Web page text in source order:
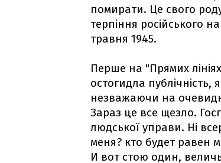
помирати. Це свого
терпіння російського
травня 1945.
Перше на "Прямих
остогидла публічність,
незважаючи на
Зараз це все щезло.
людської управи. Ні
меня? кто будет равен
И вот стою один,